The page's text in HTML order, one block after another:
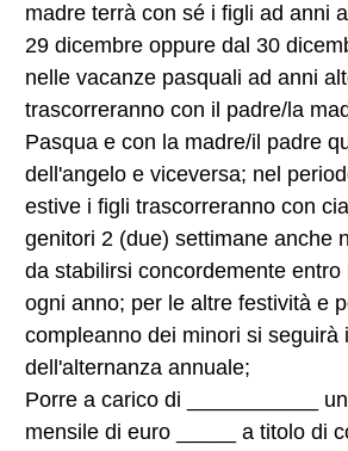
madre terrà con sé i figli ad anni
29 dicembre oppure dal 30
nelle vacanze pasquali ad anni
trascorreranno con il padre/la
Pasqua e con la madre/il padre
dell'angelo e viceversa; nel
estive i figli trascorreranno con
genitori 2 (due) settimane anche
da stabilirsi concordemente entro
ogni anno; per le altre festività e
compleanno dei minori si seguirà
dell'alternanza annuale;
Porre a carico di ___________
mensile di euro _____ a titolo di